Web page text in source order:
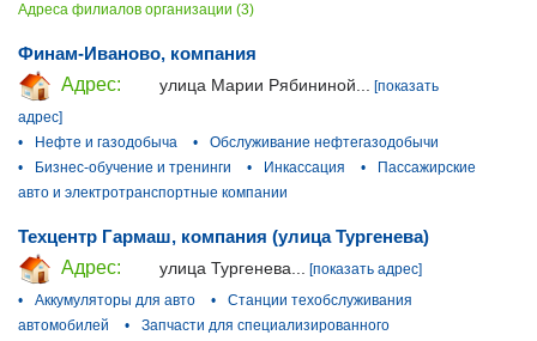
Адреса филиалов организации (3)
Финам-Иваново, компания
Адрес:
улица Марии Рябининой... [показать
адрес]
•
Нефте и газодобыча •
Обслуживание нефтегазодобычи
•
Бизнес-обучение и тренинги • Инкассация •
Пассажирские
авто и электротранспортные компании
Техцентр Гармаш, компания (улица Тургенева)
Адрес:
улица Тургенева... [показать адрес]
•
Аккумуляторы для авто •
Станции техобслуживания
автомобилей
• Запчасти для специализированного